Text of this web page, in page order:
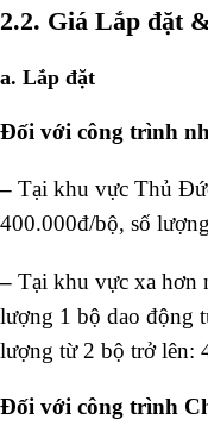
2.2. Giá Lắp đặt
a. Lắp đặt
Đối với công trình
– Tại khu vực Thủ
400.000đ/bộ, số
– Tại khu vực xa hơn
lượng 1 bộ dao động
lượng từ 2 bộ trở lên:
Đối với công trình